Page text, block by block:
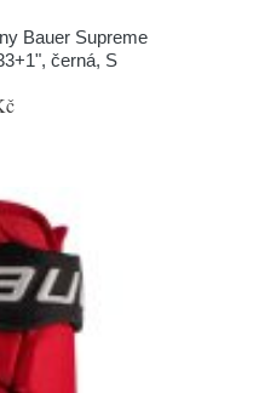
Bauer Supreme
černá, S